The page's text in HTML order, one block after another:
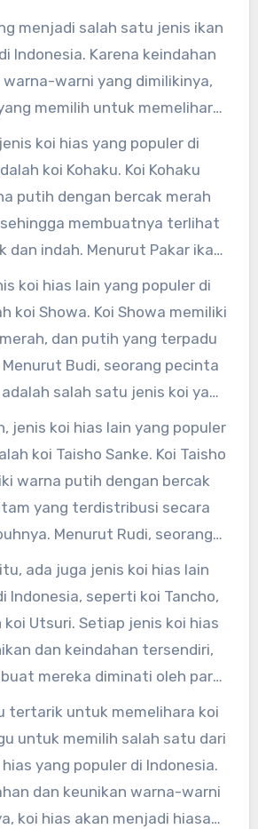
menjadi salah satu jenis ikan
Indonesia. Karena keindahan
warna-warni yang dimilikinya,
memilih untuk memelihara
kolam-kolam hiasan mereka.
kamu bahwa ada berbagai
yang populer di Indonesia?
koi hias yang populer di
koi Kohaku. Koi Kohaku
putih dengan bercak merah
membuatnya terlihat
dan indah. Menurut Pakar ikan
“Koi Kohaku merupakan
koi yang paling diminati di
keindahan warnanya yang
eye-catching.”
koi hias lain yang populer di
koi Showa. Koi Showa memiliki
dan putih yang terpadu
Budi, seorang pecinta
salah satu jenis koi yang
karakter yang kuat dan
mengesankan.”
jenis koi hias lain yang populer
koi Taisho Sanke. Koi Taisho
warna putih dengan bercak
yang terdistribusi secara
Menurut Rudi, seorang
“Koi Taisho Sanke adalah salah
koi yang paling elegan dan
memukau.”
ada juga jenis koi hias lain
Indonesia, seperti koi Tancho,
koi Utsuri. Setiap jenis koi hias
dan keindahan tersendiri,
mereka diminati oleh para
ikan hias di Indonesia.
tertarik untuk memelihara koi
untuk memilih salah satu dari
yang populer di Indonesia.
dan keunikan warna-warni
koi hias akan menjadi hiasan